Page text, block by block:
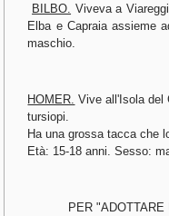
BILBO. Viveva a
Elba e Capraia assieme
maschio.
HOMER. Vive all'Isola del
tursiopi.
Ha una grossa tacca che
Età: 15-18 anni. Sesso:
PER